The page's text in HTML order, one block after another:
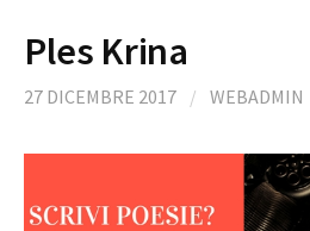
Ples Krina
27 DICEMBRE 2017 / WEBADMIN